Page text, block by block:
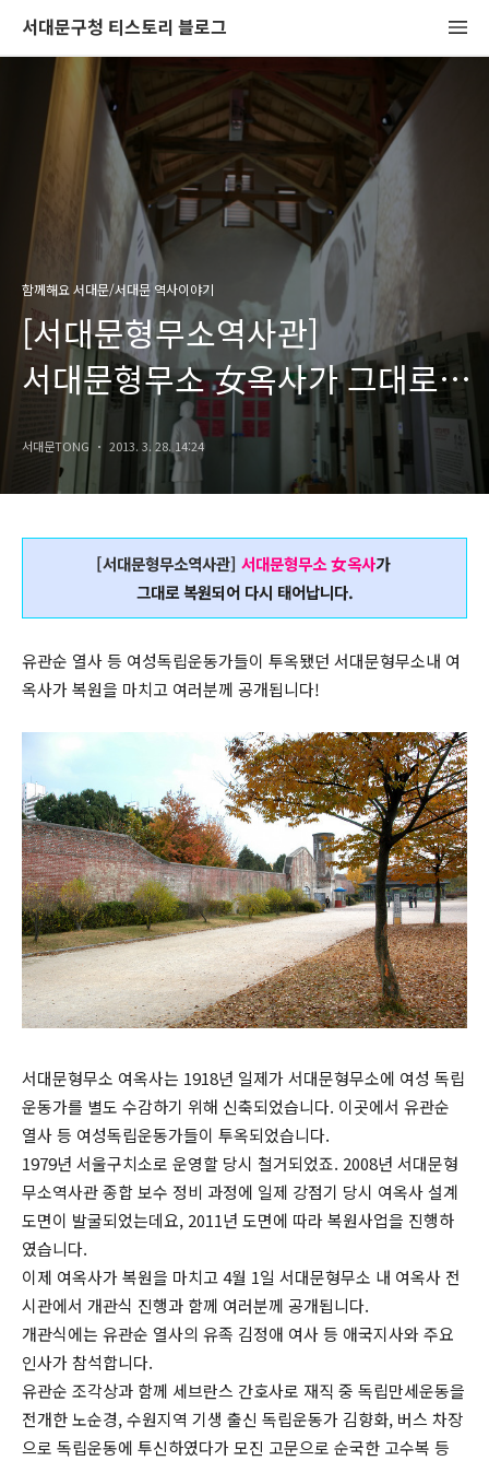
서대문구청 티스토리 블로그
함께해요 서대문/서대문 역사이야기
[서대문형무소역사관]
서대문형무소 女옥사가 그대로
복원되어 다시 태어납니다.
서대문TONG 2013. 3. 28. 14:24
[서대문형무소역사관] 서대문형무소 女옥사가
그대로 복원되어 다시 태어납니다.
유관순 열사 등 여성독립운동가들이 투옥됐던 서대문형무소내 여
옥사가 복원을 마치고 여러분께 공개됩니다!
서대문형무소 여옥사는 1918년 일제가 서대문형무소에 여성 독립
운동가를 별도 수감하기 위해 신축되었습니다. 이곳에서 유관순
열사 등 여성독립운동가들이 투옥되었습니다.
1979년 서울구치소로 운영할 당시 철거되었죠. 2008년 서대문형
무소역사관 종합 보수 정비 과정에 일제 강점기 당시 여옥사 설계
도면이 발굴되었는데요, 2011년 도면에 따라 복원사업을 진행하
였습니다.
이제 여옥사가 복원을 마치고 4월 1일 서대문형무소 내 여옥사 전
시관에서 개관식 진행과 함께 여러분께 공개됩니다.
개관식에는 유관순 열사의 유족 김정애 여사 등 애국지사와 주요
인사가 참석합니다.
유관순 조각상과 함께 세브란스 간호사로 재직 중 독립만세운동을
전개한 노순경, 수원지역 기생 출신 독립운동가 김향화, 버스 차장
으로 독립운동에 투신하였다가 모진 고문으로 순국한 고수복 등